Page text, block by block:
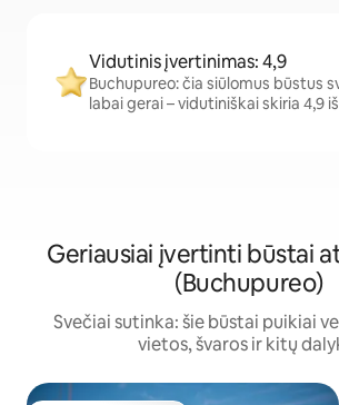
Vidutinis įvertinimas: 4,9
Buchupureo: čia siūlomus būstus
labai gerai – vidutiniškai skiria 4,9
Geriausiai įvertinti būstai
(Buchupureo)
Svečiai sutinka: šie būstai puikiai
vietos, švaros ir kitų